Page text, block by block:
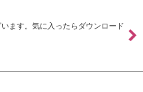
ます。気に入ったらダウンロード